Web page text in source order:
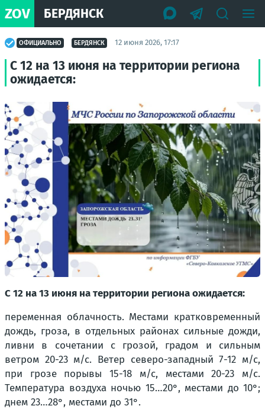
ZOV БЕРДЯНСК
ОФИЦИАЛЬНО БЕРДЯНСК 12 июня 2026, 17:17
С 12 на 13 июня на территории региона
ожидается:
С 12 на 13 июня на территории региона ожидается:
переменная облачность. Местами кратковременный
дождь, гроза, в отдельных районах сильные дожди,
ливни в сочетании с грозой, градом и сильным
ветром 20-23 м/с. Ветер северо-западный 7-12 м/с,
при грозе порывы 15-18 м/с, местами 20-23 м/с.
Температура воздуха ночью 15…20°, местами до 10°;
днем 23…28°, местами до 31°.